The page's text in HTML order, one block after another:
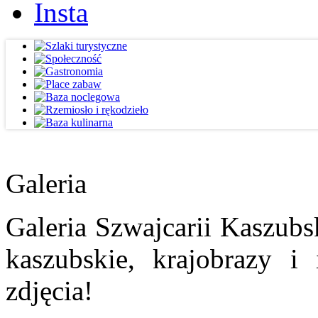
Insta
Galeria
Galeria Szwajcarii
kaszubskie, krajobrazy
zdjęcia!